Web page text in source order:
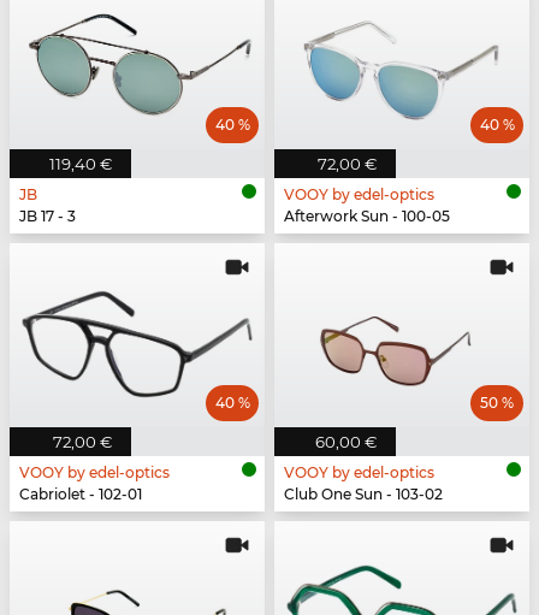
119,40 €
40 %
JB
JB 17 - 3
72,00 €
40 %
VOOY by edel-optics
Afterwork Sun - 100-05
72,00 €
40 %
VOOY by edel-optics
Cabriolet - 102-01
60,00 €
50 %
VOOY by edel-optics
Club One Sun - 103-02